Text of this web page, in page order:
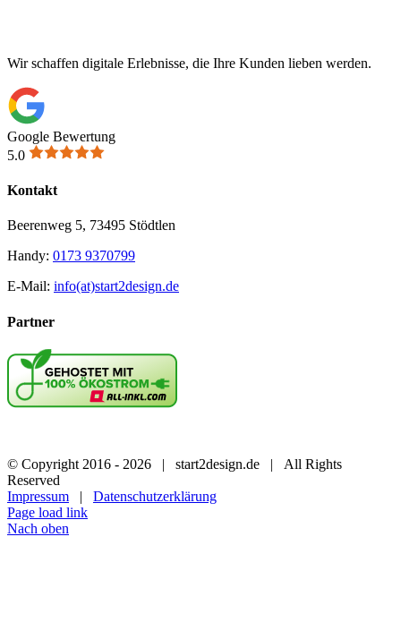
Wir schaffen digitale Erlebnisse, die Ihre Kunden lieben werden.
Google Bewertung
5.0
Kontakt
Beerenweg 5, 73495 Stödtlen
Handy: 0173 9370799
E-Mail: info(at)start2design.de
Partner
© Copyright 2016 - 2026 | start2design.de | All Rights
Reserved
Impressum | Datenschutzerklärung
Page load link
Nach oben